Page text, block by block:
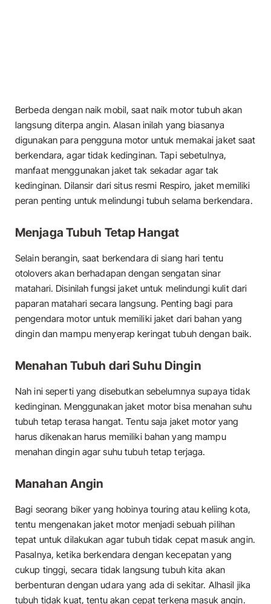
Berbeda dengan naik mobil, saat naik motor tubuh akan
langsung diterpa angin. Alasan inilah yang biasanya
digunakan para pengguna motor untuk memakai jaket saat
berkendara, agar tidak kedinginan. Tapi sebetulnya,
manfaat menggunakan jaket tak sekadar agar tak
kedinginan. Dilansir dari situs resmi Respiro, jaket memiliki
peran penting untuk melindungi tubuh selama berkendara.
Menjaga Tubuh Tetap Hangat
Selain berangin, saat berkendara di siang hari tentu
otolovers akan berhadapan dengan sengatan sinar
matahari. Disinilah fungsi jaket untuk melindungi kulit dari
paparan matahari secara langsung. Penting bagi para
pengendara motor untuk memiliki jaket dari bahan yang
dingin dan mampu menyerap keringat tubuh dengan baik.
Menahan Tubuh dari Suhu Dingin
Nah ini seperti yang disebutkan sebelumnya supaya tidak
kedinginan. Menggunakan jaket motor bisa menahan suhu
tubuh tetap terasa hangat. Tentu saja jaket motor yang
harus dikenakan harus memiliki bahan yang mampu
menahan dingin agar suhu tubuh tetap terjaga.
Manahan Angin
Bagi seorang biker yang hobinya touring atau keliing kota,
tentu mengenakan jaket motor menjadi sebuah pilihan
tepat untuk dilakukan agar tubuh tidak cepat masuk angin.
Pasalnya, ketika berkendara dengan kecepatan yang
cukup tinggi, secara tidak langsung tubuh kita akan
berbenturan dengan udara yang ada di sekitar. Alhasil jika
tubuh tidak kuat, tentu akan cepat terkena masuk angin.